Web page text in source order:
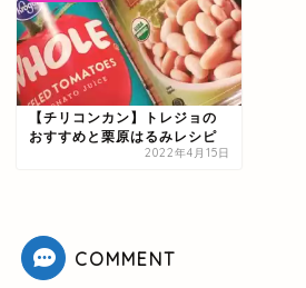
【チリコンカン】トレジョの
おすすめと栗原はるみレシピ
2022年4月15日
COMMENT